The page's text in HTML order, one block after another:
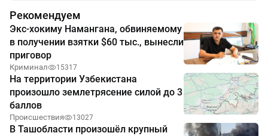
Рекомендуем
Экс-хокиму Намангана, обвиняемому
в получении взятки $60 тыс., вынесли
приговор
Криминал 15317
На территории Узбекистана
произошло землетрясение силой до 3
баллов
Происшествия 13027
В Ташобласти произошёл крупный